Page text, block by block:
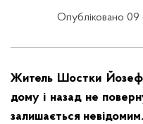
Опубліковано 09
Житель Шостки
дому і назад не
залишається